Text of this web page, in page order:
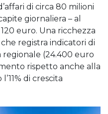
di circa 80 milioni
giornaliera – al
euro. Una ricchezza
registra indicatori di
(24.400 euro
rispetto anche alla
di crescita